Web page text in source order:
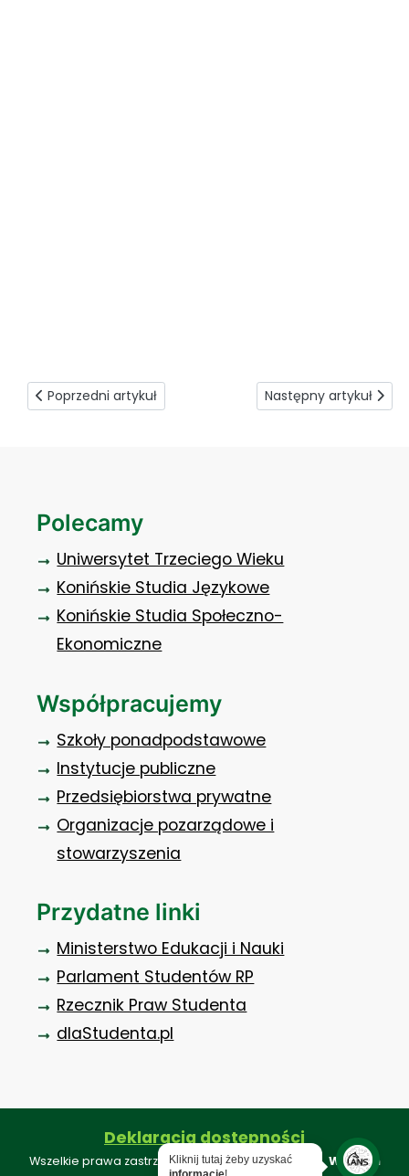
Poprzedni artykuł: Nie tylko dobrze zapakować
Poprzedni artykuł Następny artykuł: Od
Następny artykuł
Polecamy
Uniwersytet Trzeciego Wieku
Konińskie Studia Językowe
Konińskie Studia Społeczno-
Ekonomiczne
Współpracujemy
Szkoły ponadpodstawowe
Instytucje publiczne
Przedsiębiorstwa prywatne
Organizacje pozarządowe i
stowarzyszenia
Przydatne linki
Ministerstwo Edukacji i Nauki
Parlament Studentów RP
Rzecznik Praw Studenta
dlaStudenta.pl
Deklaracja dostępności
Wszelkie prawa zastrzeżone ©. Projekt i realizacja:Webkon
Kliknij tutaj żeby uzyskać